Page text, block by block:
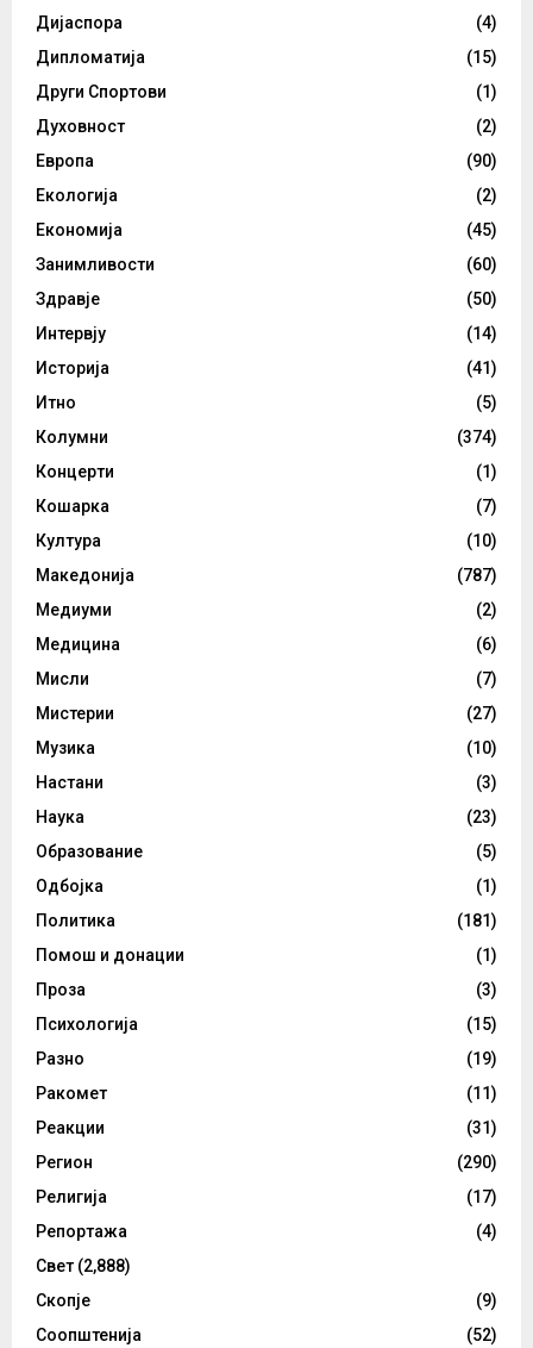
Дијаспора
(4)
Дипломатија
(15)
Други Спортови
(1)
Духовност
(2)
Европа
(90)
Екологија
(2)
Економија
(45)
Занимливости
(60)
Здравје
(50)
Интервју
(14)
Историја
(41)
Итно
(5)
Колумни
(374)
Концерти
(1)
Кошарка
(7)
Култура
(10)
Македонија
(787)
Медиуми
(2)
Медицина
(6)
Мисли
(7)
Мистерии
(27)
Музика
(10)
Настани
(3)
Наука
(23)
Образование
(5)
Одбојка
(1)
Политика
(181)
Помош и донации
(1)
Проза
(3)
Психологија
(15)
Разно
(19)
Ракомет
(11)
Реакции
(31)
Регион
(290)
Религија
(17)
Репортажа
(4)
Свет (2,888)
Скопје
(9)
Соопштенија
(52)